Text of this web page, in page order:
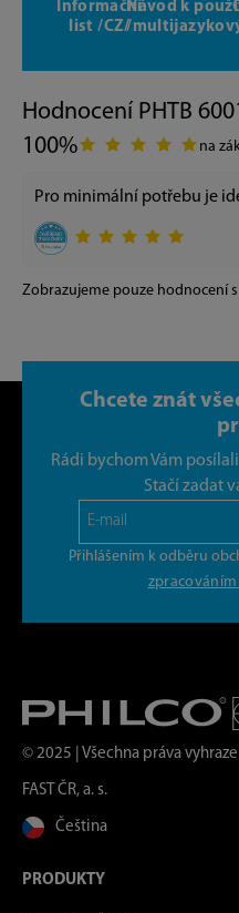
Informační
list /CZ/
Návod k
/
Hodnocení PHTB
100%
na
Pro minimální potřebu je
Zobrazujeme pouze hodnocení
Chcete znát
Rádi bychom Vám
Stačí zadat
Přihlášením k odběru
© 2025 | Všechna práva
FAST ČR, a. s.
Čeština
PRODUKTY